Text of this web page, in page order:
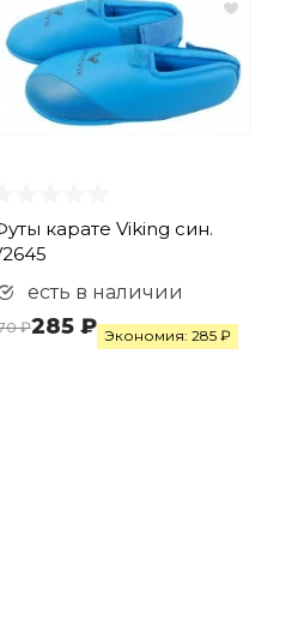
карате Viking син.
есть в наличии
₽285 ₽ Экономия: 285 ₽